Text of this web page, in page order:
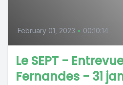
February 01, 2023 • 00:10:14
Le SEPT -
Fernandes - 31